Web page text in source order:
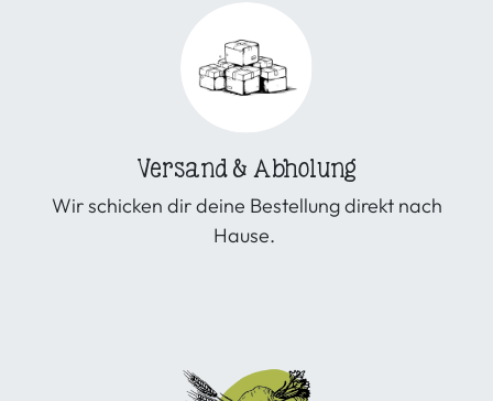
Versand & Abholung
Wir schicken dir deine Bestellung direkt nach
Hause.